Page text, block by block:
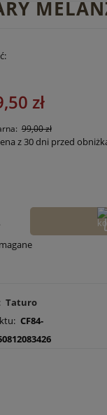
zł
99,00 zł
z 30 dni przed
Taturo
CF84-